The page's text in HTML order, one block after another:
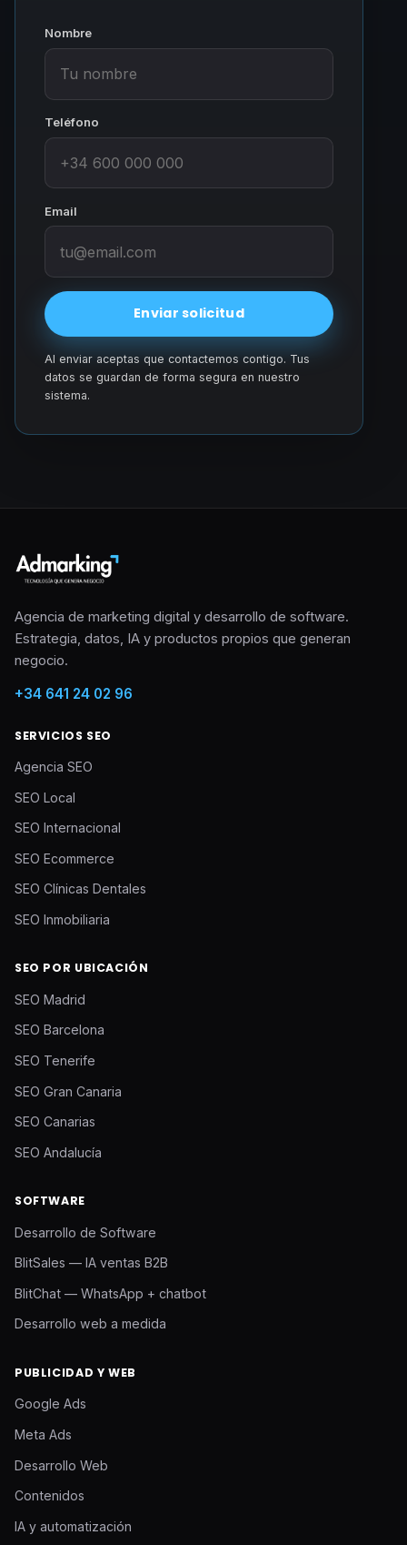
Nombre
Teléfono
Email
Enviar solicitud
Al enviar aceptas que contactemos contigo. Tus
datos se guardan de forma segura en nuestro
sistema.
Agencia de marketing digital y desarrollo de software.
Estrategia, datos, IA y productos propios que generan
negocio.
+34 641 24 02 96
SERVICIOS SEO
Agencia SEO
SEO Local
SEO Internacional
SEO Ecommerce
SEO Clínicas Dentales
SEO Inmobiliaria
SEO POR UBICACIÓN
SEO Madrid
SEO Barcelona
SEO Tenerife
SEO Gran Canaria
SEO Canarias
SEO Andalucía
SOFTWARE
Desarrollo de Software
BlitSales — IA ventas B2B
BlitChat — WhatsApp + chatbot
Desarrollo web a medida
PUBLICIDAD Y WEB
Google Ads
Meta Ads
Desarrollo Web
Contenidos
IA y automatización